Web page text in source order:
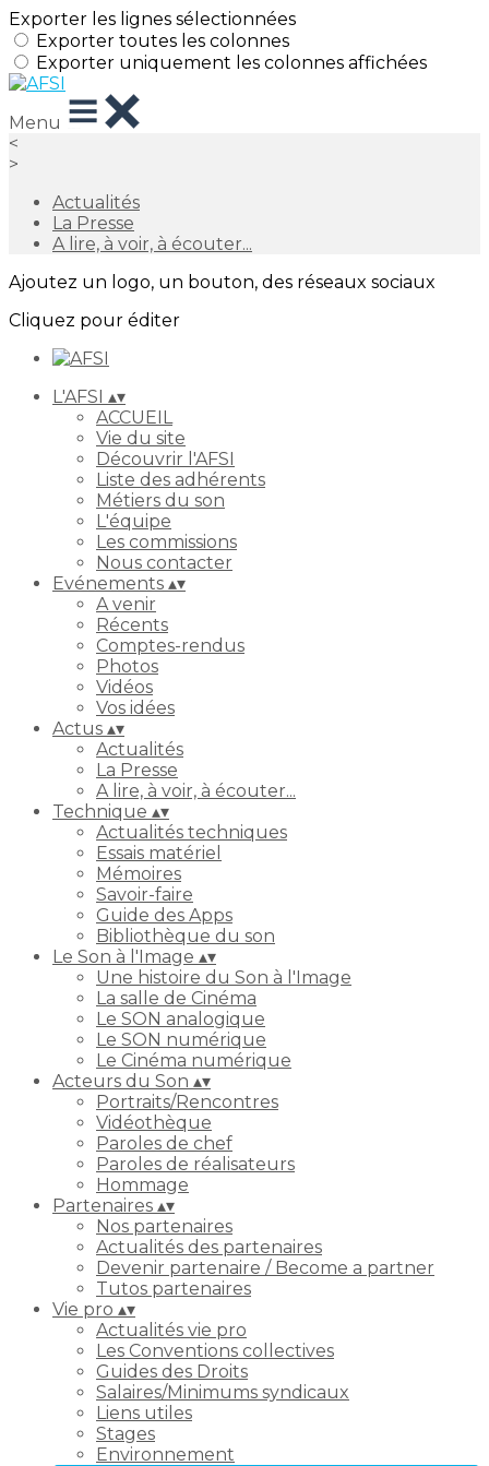
Exporter les lignes sélectionnées
Exporter toutes les colonnes
Exporter uniquement les colonnes affichées
Menu
<
>
Actualités
La Presse
A lire, à voir, à écouter...
Ajoutez un logo, un bouton, des réseaux sociaux
Cliquez pour éditer
L'AFSI ▴▾
ACCUEIL
Vie du site
Découvrir l'AFSI
Liste des adhérents
Métiers du son
L'équipe
Les commissions
Nous contacter
Evénements ▴▾
A venir
Récents
Comptes-rendus
Photos
Vidéos
Vos idées
Actus ▴▾
Actualités
La Presse
A lire, à voir, à écouter...
Technique ▴▾
Actualités techniques
Essais matériel
Mémoires
Savoir-faire
Guide des Apps
Bibliothèque du son
Le Son à l'Image ▴▾
Une histoire du Son à l'Image
La salle de Cinéma
Le SON analogique
Le SON numérique
Le Cinéma numérique
Acteurs du Son ▴▾
Portraits/Rencontres
Vidéothèque
Paroles de chef
Paroles de réalisateurs
Hommage
Partenaires ▴▾
Nos partenaires
Actualités des partenaires
Devenir partenaire / Become a partner
Tutos partenaires
Vie pro ▴▾
Actualités vie pro
Les Conventions collectives
Guides des Droits
Salaires/Minimums syndicaux
Liens utiles
Stages
Environnement